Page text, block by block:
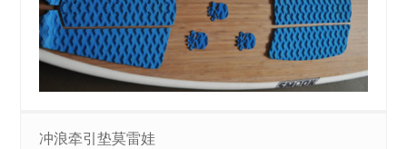
冲浪牵引垫莫雷娃